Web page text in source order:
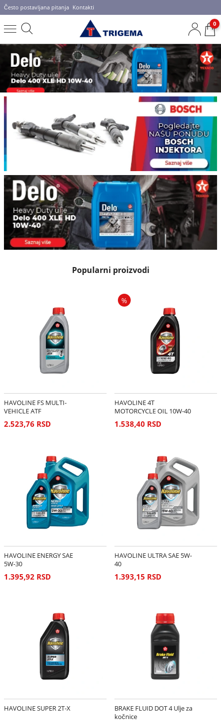
Često postavljana pitanja Kontakti
0
Popularni proizvodi
HAVOLINE FS MULTI-
VEHICLE ATF
2.523,76 RSD
HAVOLINE 4T
MOTORCYCLE OIL 10W-40
1.538,40 RSD
%
HAVOLINE ENERGY SAE
5W-30
1.395,92 RSD
HAVOLINE ULTRA SAE 5W-
40
1.393,15 RSD
HAVOLINE SUPER 2T-X
BRAKE FLUID DOT 4 Ulje za
kočnice